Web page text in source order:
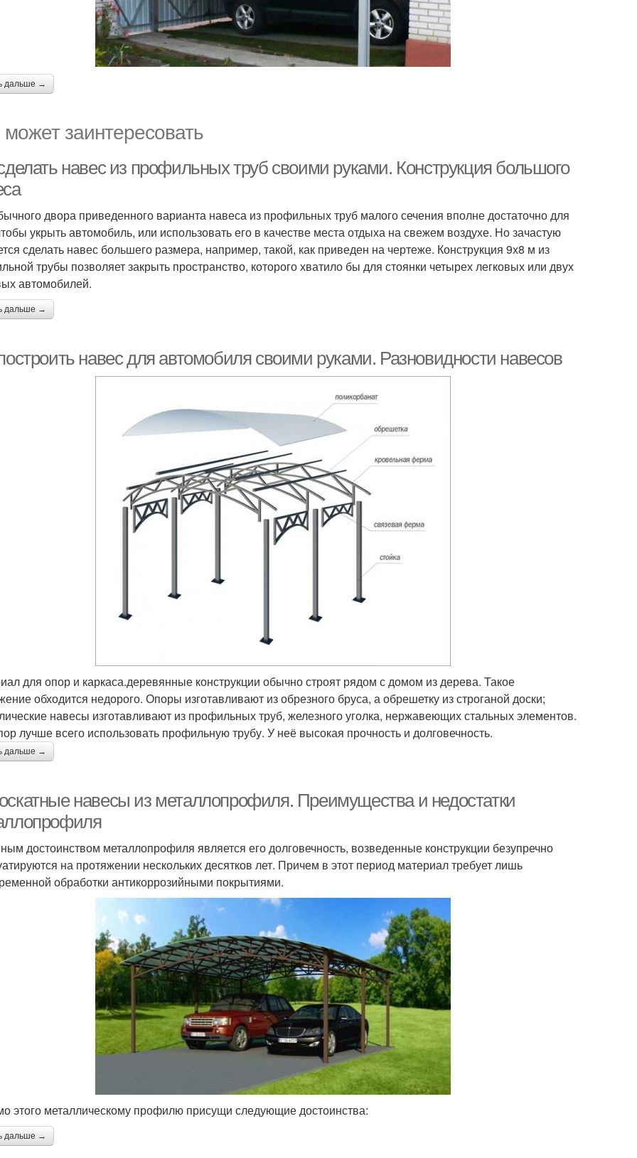
дальше →
заинтересовать
навес из профильных труб своими руками. Конструкция большого
двора приведенного варианта навеса из профильных труб малого сечения вполне достаточно для
укрыть автомобиль, или использовать его в качестве места отдыха на свежем воздухе. Но зачастую
сделать навес большего размера, например, такой, как приведен на чертеже. Конструкция 9х8 м из
трубы позволяет закрыть пространство, которого хватило бы для стоянки четырех легковых или двух
автомобилей.
дальше →
навес для автомобиля своими руками. Разновидности навесов
для опор и каркаса.деревянные конструкции обычно строят рядом с домом из дерева. Такое
обходится недорого. Опоры изготавливают из обрезного бруса, а обрешетку из строганой доски;
навесы изготавливают из профильных труб, железного уголка, нержавеющих стальных элементов.
лучше всего использовать профильную трубу. У неё высокая прочность и долговечность.
дальше →
навесы из металлопрофиля. Преимущества и недостатки
достоинством металлопрофиля является его долговечность, возведенные конструкции безупречно
на протяжении нескольких десятков лет. Причем в этот период материал требует лишь
обработки антикоррозийными покрытиями.
этого металлическому профилю присущи следующие достоинства:
дальше →